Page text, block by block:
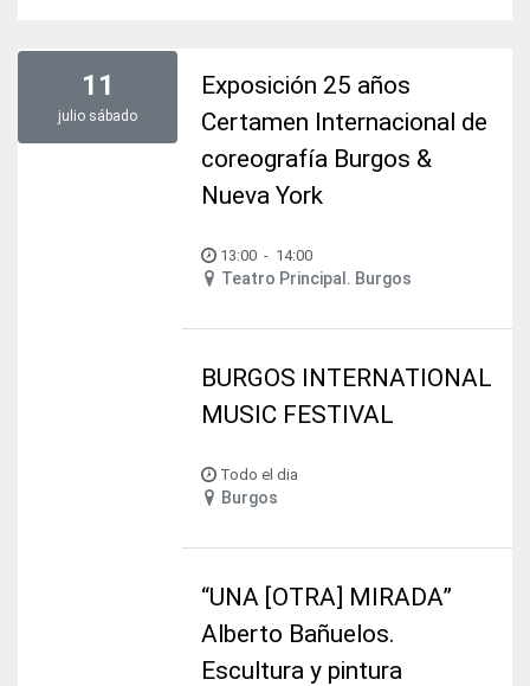
11
julio sábado
Exposición 25 años
Certamen Internacional de
coreografía Burgos &
Nueva York
13:00 - 14:00
Teatro Principal. Burgos
BURGOS INTERNATIONAL
MUSIC FESTIVAL
Todo el dia
Burgos
“UNA [OTRA] MIRADA”
Alberto Bañuelos.
Escultura y pintura